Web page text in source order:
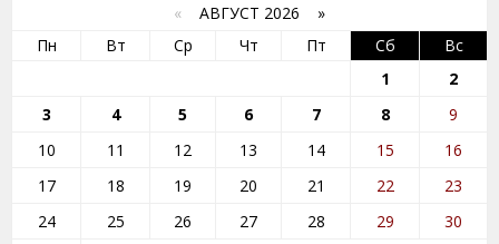
« АВГУСТ 2026 »
Пн
Вт Ср Чт Пт Сб
Вс
1
2
3
4 5 6 7 8
9
10
11 12 13 14 15
16
17
18 19 20 21 22
23
24
25 26 27 28 29
30